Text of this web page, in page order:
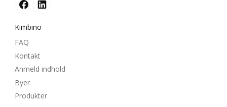
Kimbino
FAQ
Kontakt
Anmeld indhold
Byer
Produkter